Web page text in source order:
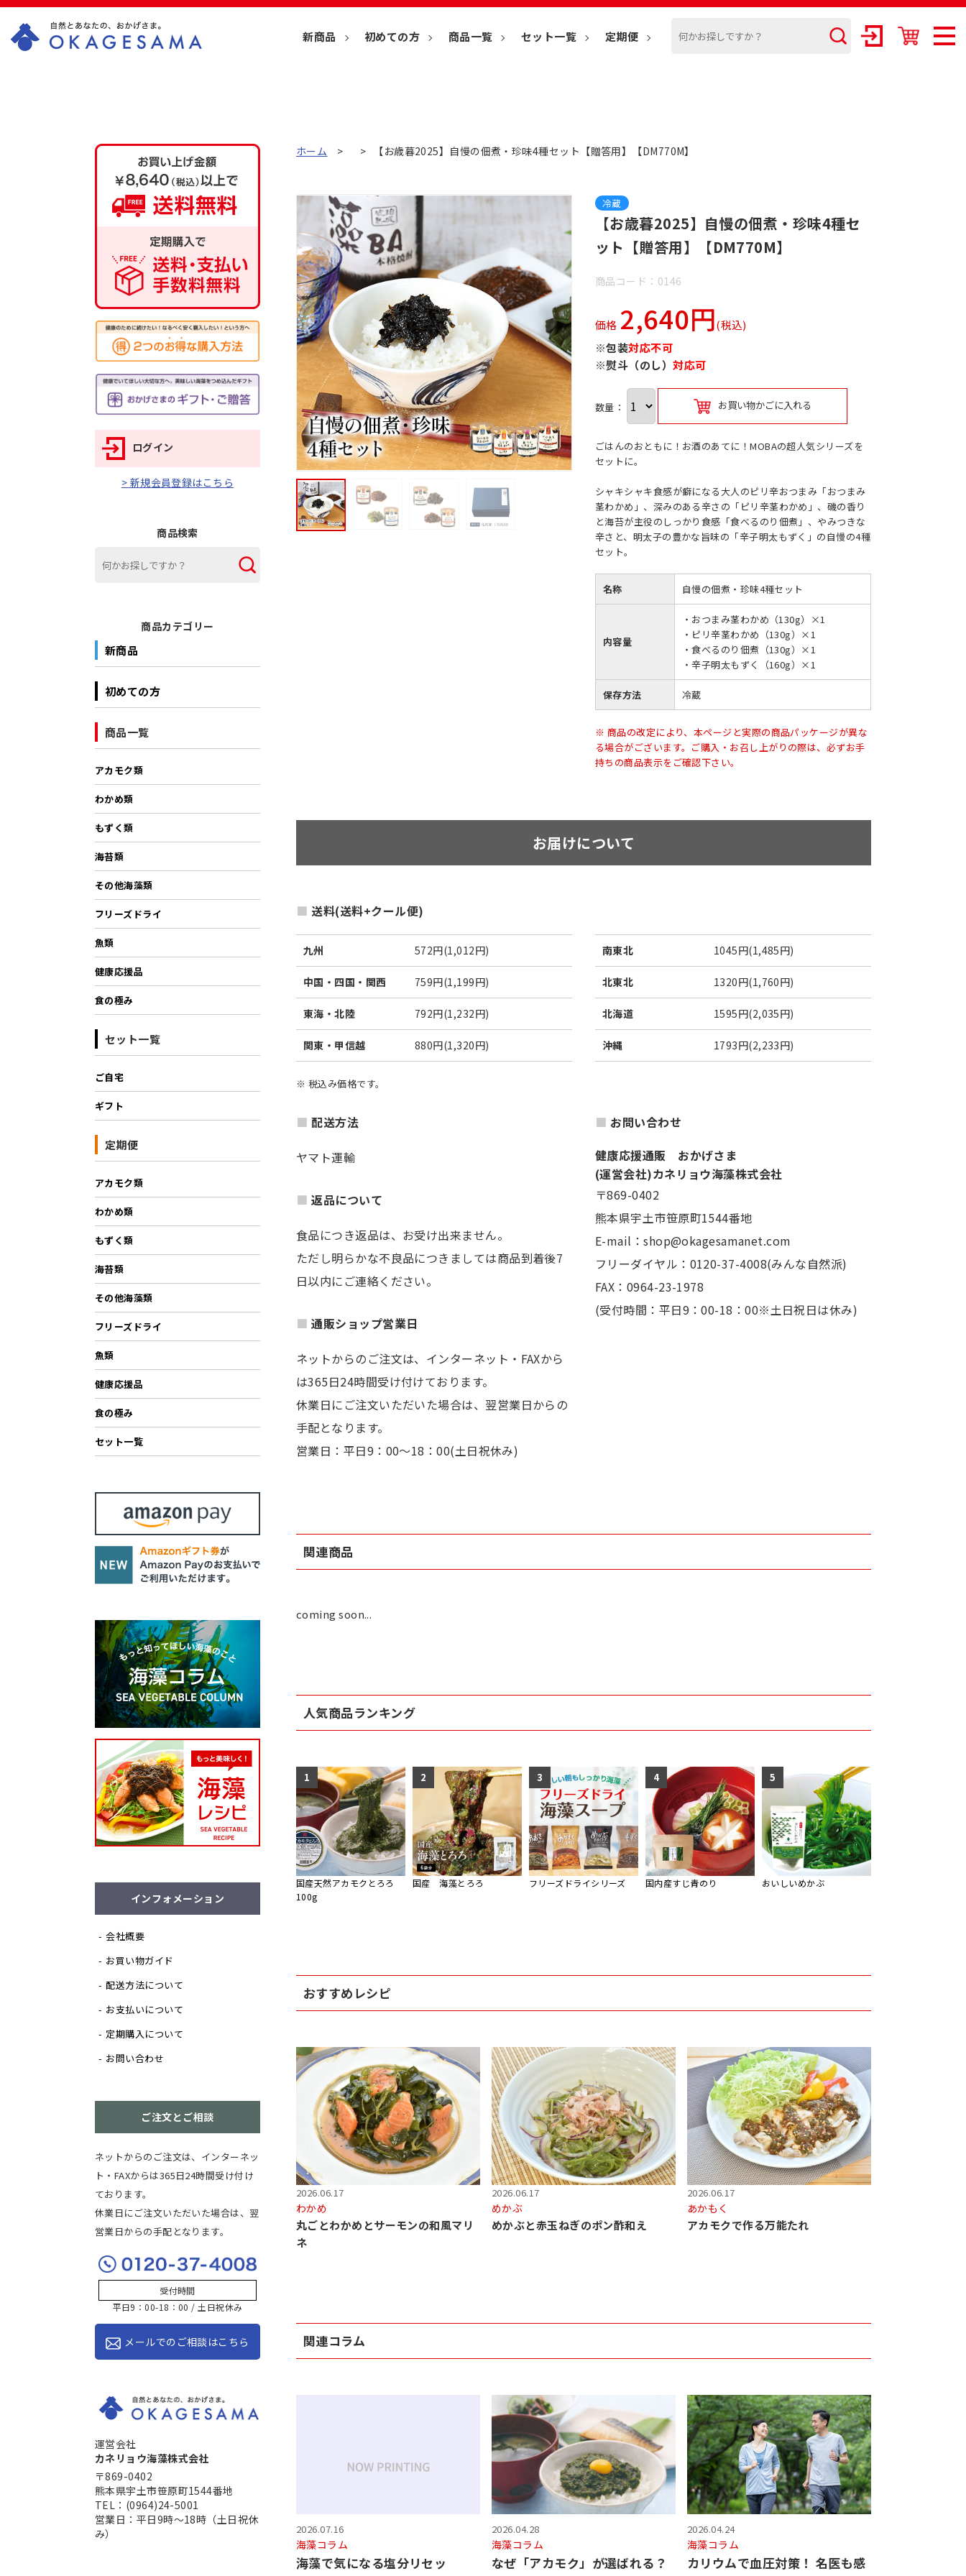
の公式通販ショッ
新商品 初めての方 商品一覧 セット一覧 定期便
ホーム 【お歳暮2025】自慢の佃煮・珍味4種セット【贈答用】【DM770M】
冷蔵
【お歳暮2025】自慢の佃煮・珍味4種セ
ット【贈答用】【DM770M】
商品コード：0146
価格 2,640円(税込)
※包装対応不可
※熨斗（のし）対応可
数量： お買い物かごに入れる
ごはんのおともに！お酒のあてに！MOBAの超人気シリーズを
セットに。
シャキシャキ食感が癖になる大人のピリ辛おつまみ「おつまみ
茎わかめ」、深みのある辛さの「ピリ辛茎わかめ」、磯の香り
と海苔が主役のしっかり食感「食べるのり佃煮」、やみつきな
辛さと、明太子の豊かな旨味の「辛子明太もずく」の自慢の4種
セット。
名称 自慢の佃煮・珍味4種セット
内容量
・おつまみ茎わかめ（130g）×1
・ピリ辛茎わかめ（130g）×1
・食べるのり佃煮（130g）×1
・辛子明太もずく（160g）×1
保存方法 冷蔵
※ 商品の改定により、本ページと実際の商品パッケージが異な
る場合がございます。ご購入・お召し上がりの際は、必ずお手
持ちの商品表示をご確認下さい。
お届けについて
送料(送料+クール便)
九州 572円(1,012円)
中国・四国・関西 759円(1,199円)
東海・北陸 792円(1,232円)
関東・甲信越 880円(1,320円)
南東北 1045円(1,485円)
北東北 1320円(1,760円)
北海道 1595円(2,035円)
沖縄 1793円(2,233円)
※ 税込み価格です。
配送方法
ヤマト運輸
返品について
食品につき返品は、お受け出来ません。
ただし明らかな不良品につきましては商品到着後7
日以内にご連絡ください。
通販ショップ営業日
ネットからのご注文は、インターネット・FAXから
は365日24時間受け付けております。
休業日にご注文いただいた場合は、翌営業日からの
手配となります。
営業日：平日9：00～18：00(土日祝休み)
お問い合わせ
健康応援通販 おかげさま
(運営会社)カネリョウ海藻株式会社
〒869-0402
熊本県宇土市笹原町1544番地
E-mail：shop@okagesamanet.com
フリーダイヤル：0120-37-4008(みんな自然派)
FAX：0964-23-1978
(受付時間：平日9：00-18：00※土日祝日は休み)
関連商品
coming soon...
人気商品ランキング
1
国産天然アカモクとろろ
100g
2
国産 海藻とろろ
3
フリーズドライシリーズ
4
国内産すじ青のり
5
おいしいめかぶ
おすすめレシピ
2026.06.17
わかめ
丸ごとわかめとサーモンの和風マリ
ネ
2026.06.17
めかぶ
めかぶと赤玉ねぎのポン酢和え
2026.06.17
あかもく
アカモクで作る万能たれ
関連コラム
2026.07.16
海藻コラム
海藻で気になる塩分リセッ
2026.04.28
海藻コラム
なぜ「アカモク」が選ばれる？
2026.04.24
海藻コラム
カリウムで血圧対策！ 名医も感
ログイン
> 新規会員登録はこちら
商品検索
商品カテゴリー
新商品
初めての方
商品一覧
アカモク類
わかめ類
もずく類
海苔類
その他海藻類
フリーズドライ
魚類
健康応援品
食の極み
セット一覧
ご自宅
ギフト
定期便
アカモク類
わかめ類
もずく類
海苔類
その他海藻類
フリーズドライ
魚類
健康応援品
食の極み
セット一覧
インフォメーション
会社概要
お買い物ガイド
配送方法について
お支払いについて
定期購入について
お問い合わせ
ご注文とご相談
ネットからのご注文は、インターネッ
ト・FAXからは365日24時間受け付け
ております。
休業日にご注文いただいた場合は、翌
営業日からの手配となります。
受付時間
平日9：00-18：00 / 土日祝休み
メールでのご相談はこちら
運営会社
カネリョウ海藻株式会社
〒869-0402
熊本県宇土市笹原町1544番地
TEL：(0964)24-5001
営業日：平日9時～18時（土日祝休
み）